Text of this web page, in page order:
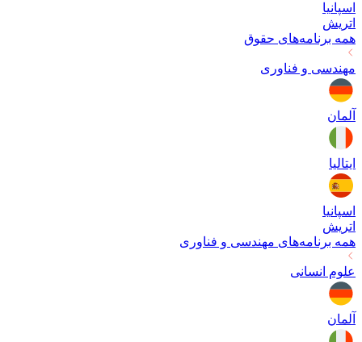
اسپانیا
اتریش
همه برنامه‌های حقوق
مهندسی و فناوری
آلمان
ایتالیا
اسپانیا
اتریش
همه برنامه‌های مهندسی و فناوری
علوم انسانی
آلمان